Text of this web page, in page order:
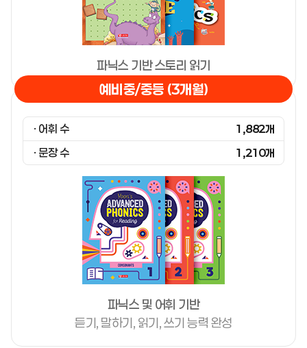
파닉스 기반 스토리 읽기
예비중/중등 (3개월)
· 어휘 수 1,882개
· 문장 수 1,210개
파닉스 및 어휘 기반
듣기, 말하기, 읽기, 쓰기 능력 완성